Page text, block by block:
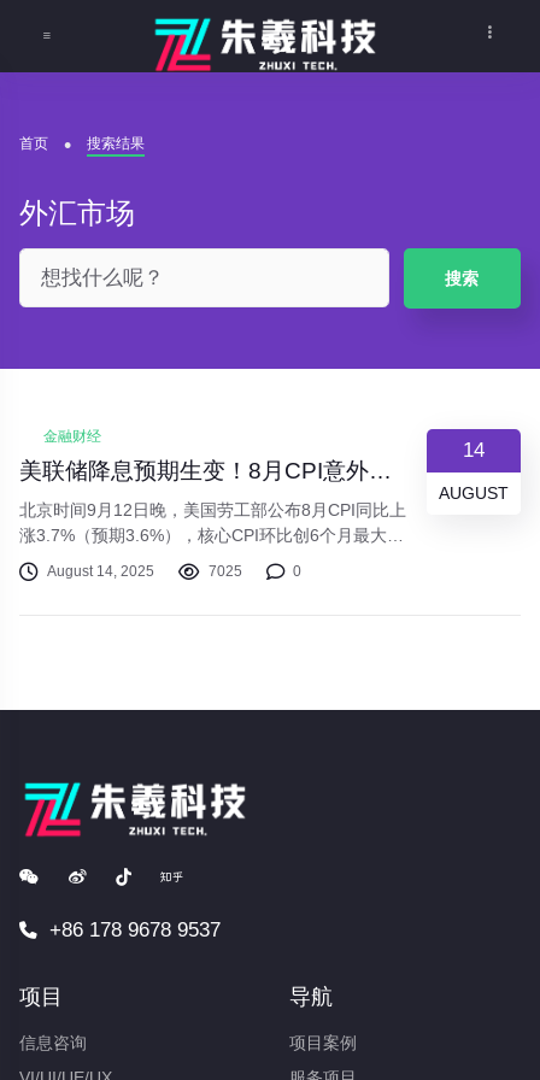
首页 搜索结果
外汇市场
搜索
14
AUGUST
金融财经
美联储降息预期生变！8月CPI意外反弹，全球资产波动加剧
北京时间9月12日晚，美国劳工部公布8月CPI同比上
涨3.7%（预期3.6%），核心CPI环比创6个月最大涨
幅。数据公布后，美联储11月降息概率骤降至20%
以下，美元指数跳涨0.8%，黄金单日暴跌2.3%，美
August 14, 2025 7025 0
+86 178 9678 9537
项目
信息咨询
导航
项目案例